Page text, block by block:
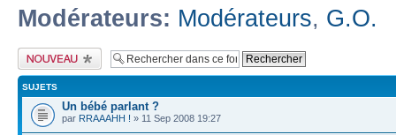
Modérateurs: Modérateurs, G.O.
Publier un nouveau
sujet
SUJETS
Un bébé parlant ?
par RRAAAHH ! » 11 Sep 2008 19:27